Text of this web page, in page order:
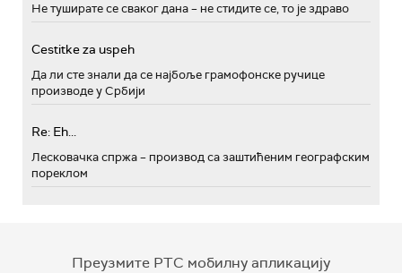
Не туширате се сваког дана – не стидите се, то је здраво
Cestitke za uspeh
Да ли сте знали да се најбоље грамофонске ручице
производе у Србији
Re: Eh...
Лесковачка спржа – производ са заштићеним географским
пореклом
Преузмите РТС мобилну апликацију